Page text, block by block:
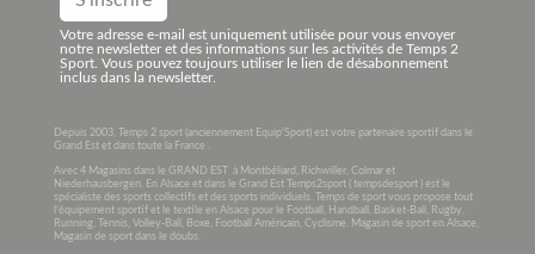
Votre adresse e-mail est uniquement utilisée pour vous envoyer
notre newsletter et des informations sur les activités de Temps 2
Sport. Vous pouvez toujours utiliser le lien de désabonnement
inclus dans la newsletter.
Depuis 2003, Temps 2 sport (anciennement Equip’Sport) est votre partenaire sportif dans le
Grand Est et dans toute la France .
Avec 4 Magasins dans le GRAND EST à Montbéliard, Richwiller, Colmar et
Niederhausbergen. En Alsace et dans le Grand Est Temps2sport ( tempsdesport ) est le
spécialiste des sports collectifs et des sports individuels. Temps de sport vous propose tout
l’équipement sportif et le textile en Alsace pour le Football, Handball, Basket-Ball, Rugby,
Running, Tennis, Volley-Ball, Boxe, Football Américain, Cyclisme. Magasin de sport en Alsace,
Magasin de sport dans le doubs.